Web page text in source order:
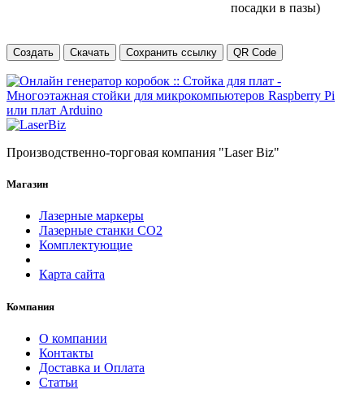
посадки в пазы)
Создать Скачать Сохранить ссылку QR Code
Производственно-торговая компания "Laser Biz"
Магазин
Лазерные маркеры
Лазерные станки СО2
Комплектующие
Карта сайта
Компания
О компании
Контакты
Доставка и Оплата
Статьи